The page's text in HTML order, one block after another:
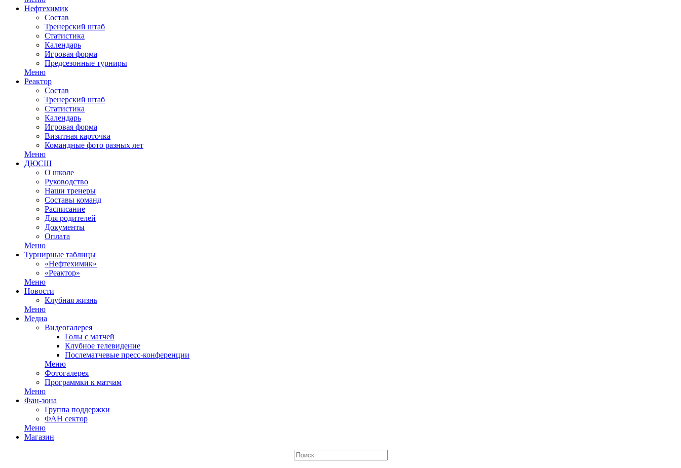
Нефтехимик
Состав
Тренерский штаб
Статистика
Календарь
Игровая форма
Предсезонные турниры
Меню
Реактор
Состав
Тренерский штаб
Статистика
Календарь
Игровая форма
Визитная карточка
Командные фото разных лет
Меню
ДЮСШ
О школе
Руководство
Наши тренеры
Составы команд
Расписание
Для родителей
Документы
Оплата
Меню
Турнирные таблицы
«Нефтехимик»
«Реактор»
Меню
Новости
Клубная жизнь
Меню
Медиа
Видеогалерея
Голы с матчей
Клубное телевидение
Послематчевые пресс-конференции
Меню
Фотогалерея
Программки к матчам
Меню
Фан-зона
Группа поддержки
ФАН сектор
Меню
Магазин